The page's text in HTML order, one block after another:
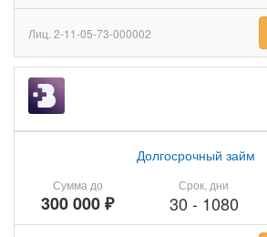
Лиц. 2-11-05-73-000002
Сумма до
300 000 ₽
Долгосрочный займ
Срок, дни
30 - 1080